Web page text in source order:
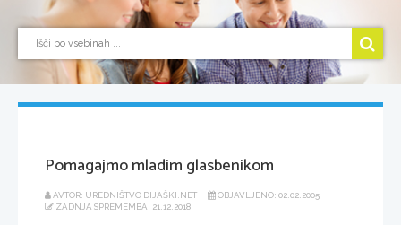
Pomagajmo mladim glasbenikom
AVTOR: UREDNIŠTVO DIJAŠKI.NET
OBJAVLJENO: 02.02.2005
ZADNJA SPREMEMBA: 21.12.2018